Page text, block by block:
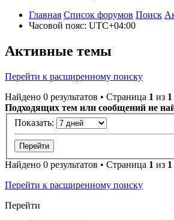
Главная Список форумов Поиск
Часовой пояс: UTC+04:00
Активные темы
Перейти к расширенному поиску
Найдено 0 результатов • Страница 1 из 1
Подходящих тем или сообщений не
Показать:
Найдено 0 результатов • Страница 1 из 1
Перейти к расширенному поиску
Перейти